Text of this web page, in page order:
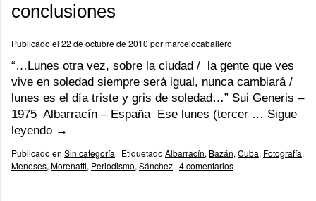
conclusiones
Publicado el 22 de octubre de 2010 pormarcelocaballero
“…Lunes otra vez, sobre la ciudad / la gente que ves
vive en soledad siempre será igual, nunca cambiará /
lunes es el día triste y gris de soledad…” Sui Generis –
1975 Albarracín – España Ese lunes (tercer … Sigue
leyendo →
Publicado en Sin categoría | Etiquetado Albarracín, Bazán, Cuba, Fotografía,
Meneses, Morenatti, Periodismo, Sánchez | 4 comentarios